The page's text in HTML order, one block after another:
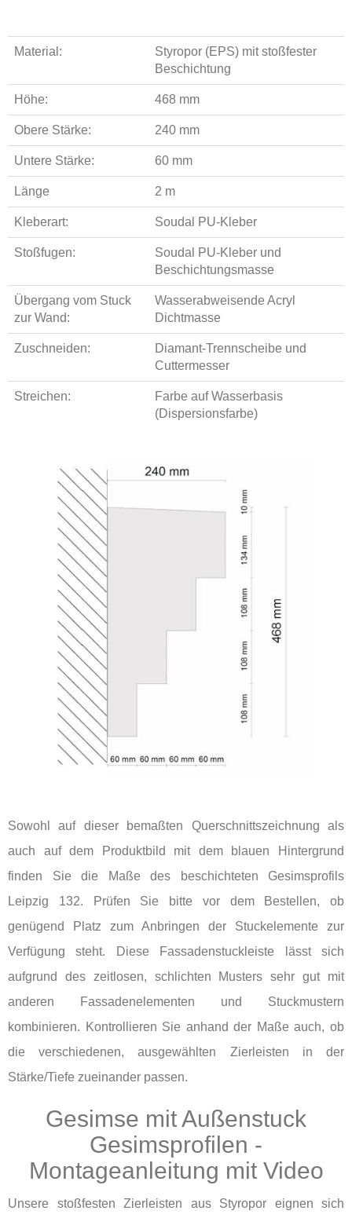
Material:
Styropor (EPS) mit stoßfester
Beschichtung
Höhe: 468 mm
Obere Stärke: 240 mm
Untere Stärke: 60 mm
Länge 2 m
Kleberart: Soudal PU-Kleber
Stoßfugen:
Soudal PU-Kleber und
Beschichtungsmasse
Übergang vom Stuck
zur Wand:
Wasserabweisende Acryl
Dichtmasse
Zuschneiden:
Diamant-Trennscheibe und
Cuttermesser
Streichen:
Farbe auf Wasserbasis
(Dispersionsfarbe)
Sowohl auf dieser bemaßten Querschnittszeichnung als
auch auf dem Produktbild mit dem blauen Hintergrund
finden Sie die Maße des beschichteten Gesimsprofils
Leipzig 132. Prüfen Sie bitte vor dem Bestellen, ob
genügend Platz zum Anbringen der Stuckelemente zur
Verfügung steht. Diese Fassadenstuckleiste lässt sich
aufgrund des zeitlosen, schlichten Musters sehr gut mit
anderen Fassadenelementen und Stuckmustern
kombinieren. Kontrollieren Sie anhand der Maße auch, ob
die verschiedenen, ausgewählten Zierleisten in der
Stärke/Tiefe zueinander passen.
Gesimse mit Außenstuck
Gesimsprofilen -
Montageanleitung mit Video
Unsere stoßfesten Zierleisten aus Styropor eignen sich